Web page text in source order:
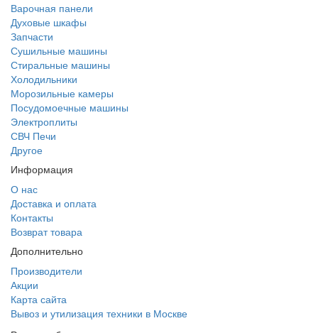
Варочная панели
Духовые шкафы
Запчасти
Сушильные машины
Стиральные машины
Холодильники
Морозильные камеры
Посудомоечные машины
Электроплиты
СВЧ Печи
Другое
Информация
О нас
Доставка и оплата
Контакты
Возврат товара
Дополнительно
Производители
Акции
Карта сайта
Вывоз и утилизация техники в Москве